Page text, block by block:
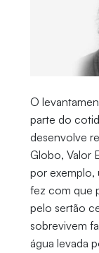
O
parte do
desenvolve
Globo, Valor
por exemplo,
fez com que
pelo sertão
sobrevivem
água levada